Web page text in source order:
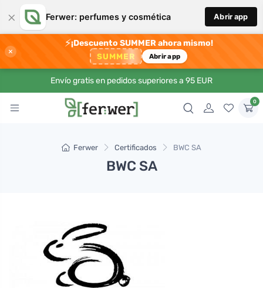
× Ferwer: perfumes y cosmética Abrir app
×
⚡¡Descuento SUMMER ahora mismo!
SUMMER Abrir app
Envío gratis en pedidos superiores a 95 EUR
0
Ferwer Certificados BWC SA
BWC SA